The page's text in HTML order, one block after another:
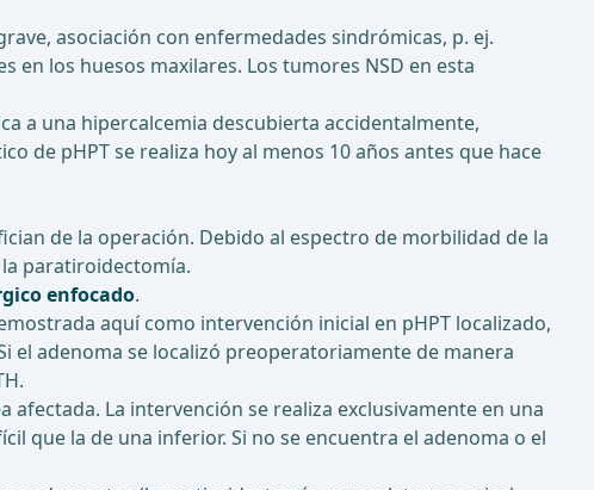
asociación con enfermedades sindrómicas, p. ej.
los huesos maxilares. Los tumores NSD en esta
a una hipercalcemia descubierta accidentalmente,
de pHPT se realiza hoy al menos 10 años antes que hace
de la operación. Debido al espectro de morbilidad de la
paratiroidectomía.
enfocado.
aquí como intervención inicial en pHPT localizado,
adenoma se localizó preoperatoriamente de manera
La intervención se realiza exclusivamente en una
que la de una inferior. Si no se encuentra el adenoma o el